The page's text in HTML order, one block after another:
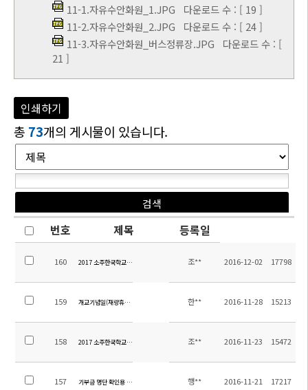
11-1.자유수안화원_1.JPG 다운로드 수 : [ 19 ]
11-2.자유수안화원_2.JPG 다운로드 수 : [ 24 ]
11-3.자유수안화원_버스정류장.JPG 다운로드 수 : [
21 ]
인쇄하기
총 73개의 게시물이 있습니다.
번호 제목 등록일
160 2017 소주한국학교 교사 채용 합격 및 예비 합격 통보(14:00 한국시각)
조** 2016-12-02 17798
159 개교기념일(재량휴업일)안내 한** 2016-11-28 15213
158 2017 소주한국학교 교원초빙 추가모집 면접 대상자 개별 통보
조** 2016-11-23 15472
157 기부금 명단 확인용 공지 행** 2016-11-21 17217